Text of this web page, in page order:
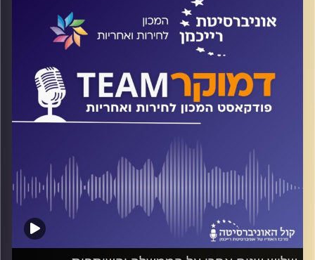
בכלל, הוא משפיע עלינו עד היום. על כל אלה ועוד משוחח ד"ר
חיים וייצמן עם ד"ר רונן מנדלקרן.
המכון לחירות ואחריות